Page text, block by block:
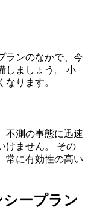
ランのなかで、今
ましょう。
小
ります。
不測の事態に迅速
ません。
その
常に有効性の高い
ープラン